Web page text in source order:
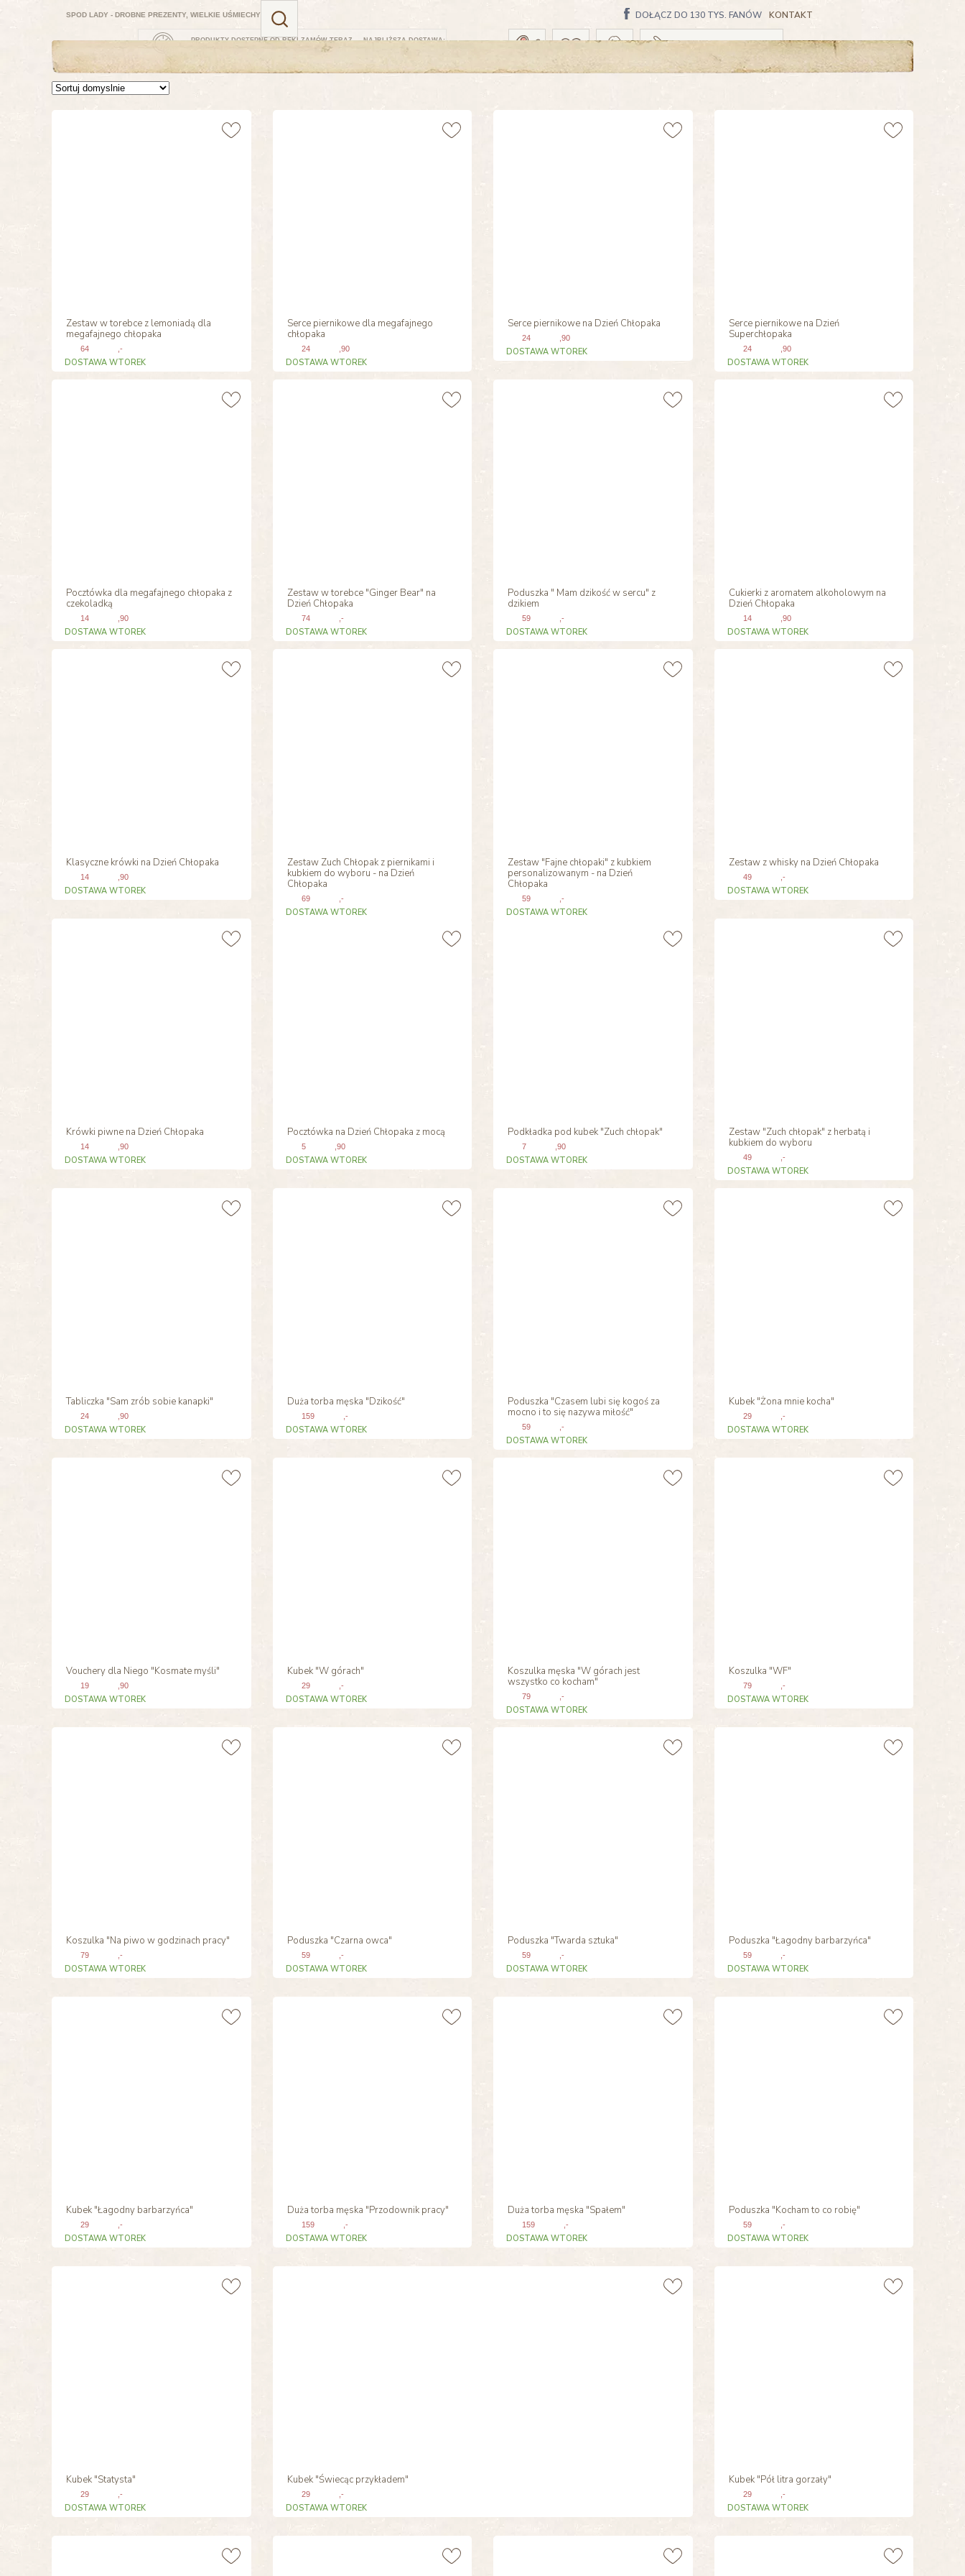
PRODUKTY DOSTĘPNE OD RĘKI ZAMÓW TERAZ — NAJBLIŻSZA DOSTAWA:
DOŁĄCZ DO 130 TYS. FANÓW KONTAKT
SPOD LADY - DROBNE PREZENTY, WIELKIE UŚMIECHY
Koszyk pusty
Zestaw w torebce z lemoniadą dla
megafajnego chłopaka
64 ,-
DOSTAWA WTOREK
Serce piernikowe dla megafajnego
chłopaka
24 ,90
DOSTAWA WTOREK
Serce piernikowe na Dzień Chłopaka
24 ,90
DOSTAWA WTOREK
Serce piernikowe na Dzień
Superchłopaka
24 ,90
DOSTAWA WTOREK
Pocztówka dla megafajnego chłopaka z
czekoladką
14 ,90
DOSTAWA WTOREK
Zestaw w torebce "Ginger Bear" na
Dzień Chłopaka
74 ,-
DOSTAWA WTOREK
Poduszka " Mam dzikość w sercu" z
dzikiem
59 ,-
DOSTAWA WTOREK
Cukierki z aromatem alkoholowym na
Dzień Chłopaka
14 ,90
DOSTAWA WTOREK
Klasyczne krówki na Dzień Chłopaka
14 ,90
DOSTAWA WTOREK
Zestaw Zuch Chłopak z piernikami i
kubkiem do wyboru - na Dzień
Chłopaka
69 ,-
DOSTAWA WTOREK
Zestaw "Fajne chłopaki" z kubkiem
personalizowanym - na Dzień
Chłopaka
59 ,-
DOSTAWA WTOREK
Zestaw z whisky na Dzień Chłopaka
49 ,-
DOSTAWA WTOREK
Krówki piwne na Dzień Chłopaka
14 ,90
DOSTAWA WTOREK
Pocztówka na Dzień Chłopaka z mocą
5 ,90
DOSTAWA WTOREK
Podkładka pod kubek "Zuch chłopak"
7 ,90
DOSTAWA WTOREK
Zestaw "Zuch chłopak" z herbatą i
kubkiem do wyboru
49 ,-
DOSTAWA WTOREK
Tabliczka "Sam zrób sobie kanapki"
24 ,90
DOSTAWA WTOREK
Duża torba męska "Dzikość"
159 ,-
DOSTAWA WTOREK
Poduszka "Czasem lubi się kogoś za
mocno i to się nazywa miłość"
59 ,-
DOSTAWA WTOREK
Kubek "Żona mnie kocha"
29 ,-
DOSTAWA WTOREK
Vouchery dla Niego "Kosmate myśli"
19 ,90
DOSTAWA WTOREK
Kubek "W górach"
29 ,-
DOSTAWA WTOREK
Koszulka męska "W górach jest
wszystko co kocham"
79 ,-
DOSTAWA WTOREK
Koszulka "WF"
79 ,-
DOSTAWA WTOREK
Koszulka "Na piwo w godzinach pracy"
79 ,-
DOSTAWA WTOREK
Poduszka "Czarna owca"
59 ,-
DOSTAWA WTOREK
Poduszka "Twarda sztuka"
59 ,-
DOSTAWA WTOREK
Poduszka "Łagodny barbarzyńca"
59 ,-
DOSTAWA WTOREK
Kubek "Łagodny barbarzyńca"
29 ,-
DOSTAWA WTOREK
Duża torba męska "Przodownik pracy"
159 ,-
DOSTAWA WTOREK
Duża torba męska "Spałem"
159 ,-
DOSTAWA WTOREK
Poduszka "Kocham to co robię"
59 ,-
DOSTAWA WTOREK
Kubek "Statysta"
29 ,-
DOSTAWA WTOREK
Kubek "Świecąc przykładem"
29 ,-
DOSTAWA WTOREK
Kubek "Pół litra gorzały"
29 ,-
DOSTAWA WTOREK